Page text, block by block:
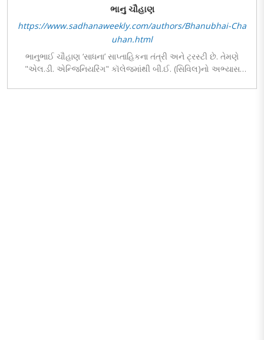
ભાનુ ચૌહાણ
https://www.sadhanaweekly.com/authors/Bhanubhai-Cha
uhan.html
ભાનુભાઈ ચૌહાણ ‘સાધના’ સાપ્તાહિકના તંત્રી અને ટ્રસ્ટી છે. તેમણે
"એલ.ડી. એન્જિનિયરિંગ" કૉલેજમાંથી બી.ઈ. (સિવિલ)નો અભ્યાસ